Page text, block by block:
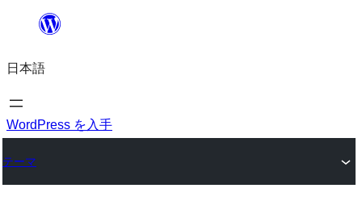
を
ス
キ
プ
日本語
WordPress を入手
テーマ